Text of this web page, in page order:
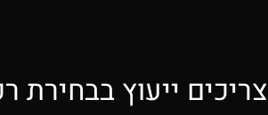
צריכים ייעוץ בבחירת